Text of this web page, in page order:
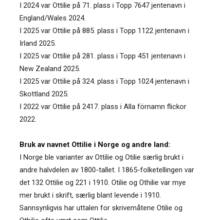
I 2024 var Ottilie på 71. plass i Topp 7647 jentenavn i
England/Wales 2024.
I 2025 var Ottilie på 885. plass i Topp 1122 jentenavn i
Irland 2025.
I 2025 var Ottilie på 281. plass i Topp 451 jentenavn i
New Zealand 2025.
I 2025 var Ottilie på 324. plass i Topp 1024 jentenavn i
Skottland 2025.
I 2022 var Ottilie på 2417. plass i Alla förnamn flickor
2022.
Bruk av navnet Ottilie i Norge og andre land:
I Norge ble varianter av Ottilie og Otilie særlig brukt i
andre halvdelen av 1800-tallet. I 1865-folketellingen var
det 132 Ottilie og 221 i 1910. Otilie og Othilie var mye
mer brukt i skrift, særlig blant levende i 1910.
Sannsynligvis har uttalen for skrivemåtene Otilie og